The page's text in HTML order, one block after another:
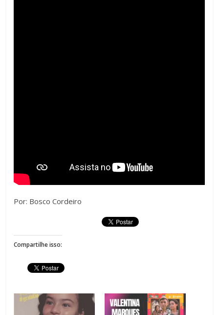
Por: Bosco Cordeiro
Compartilhe isso: